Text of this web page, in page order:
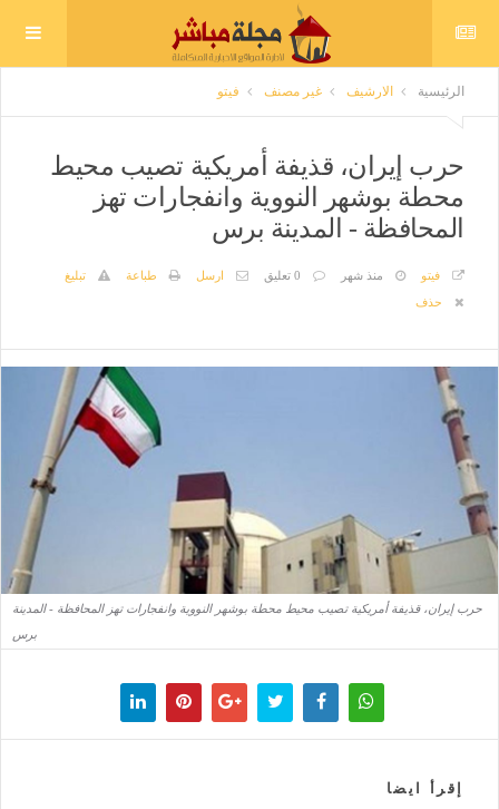
الرئيسية الارشيف غير مصنف فيتو
حرب إيران، قذيفة أمريكية تصيب محيط
محطة بوشهر النووية وانفجارات تهز
المحافظة - المدينة برس
فيتو منذ شهر 0 تعليق ارسل طباعة
تبليغ
حذف
حرب إيران، قذيفة أمريكية تصيب محيط محطة بوشهر النووية وانفجارات تهز المحافظة - المدينة
برس
إقرأ ايضا